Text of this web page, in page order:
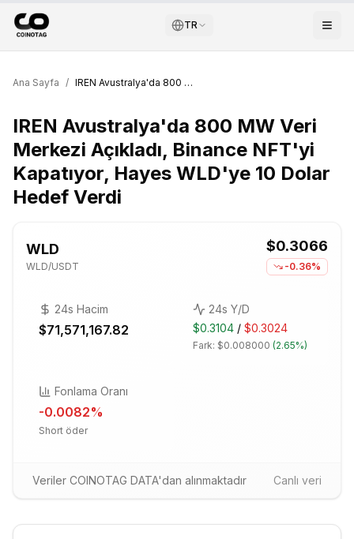
TR
Ana Sayfa / IREN Avustralya'da 800 MW Veri Merkezi Açıkladı, Binance NFT'yi Kapatıyor, Hayes WLD'ye 10 Dolar Hedef Verdi
IREN Avustralya'da 800 MW Veri
Merkezi Açıkladı, Binance NFT'yi
Kapatıyor, Hayes WLD'ye 10 Dolar
Hedef Verdi
WLD
WLD/USDT
$0.3066
-0.36%
24s Hacim
$71,571,167.82
24s Y/D
$0.3104 / $0.3024
Fark: $0.008000 (2.65%)
Fonlama Oranı
-0.0082%
Short öder
Veriler COINOTAG DATA'dan alınmaktadır Canlı veri